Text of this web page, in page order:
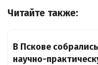
Читайте также:
В Пскове
научно-